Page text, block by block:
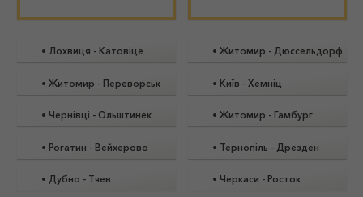
• Лохвиця - Катовіце
• Житомир - Переворськ
• Чернівці - Ольштинек
• Рогатин - Вейхерово
• Дубно - Тчев
• Житомир - Дюссельдорф
• Київ - Хемніц
• Житомир - Гамбург
• Тернопіль - Дрезден
• Черкаси - Росток